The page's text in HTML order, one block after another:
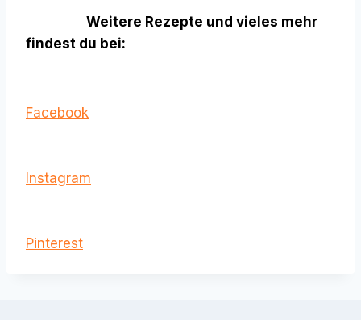
Weitere Rezepte und vieles mehr
findest du bei:
Facebook
Instagram
Pinterest